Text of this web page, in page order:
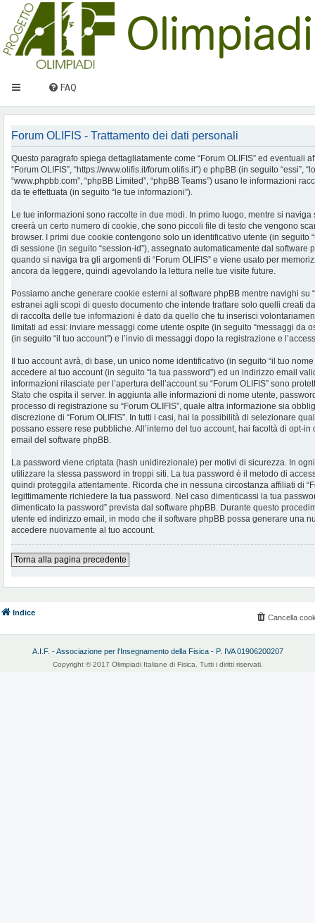
FAQ
Forum OLIFIS - Trattamento dei dati personali
Questo paragrafo spiega dettagliatamente come “Forum OLIFIS” ed eventuali
“Forum OLIFIS”, “https://www.olifis.it/forum.olifis.it”) e phpBB (in seguito “essi”,
“www.phpbb.com”, “phpBB Limited”, “phpBB Teams”) usano le informazioni
da te effettuata (in seguito “le tue informazioni”).
Le tue informazioni sono raccolte in due modi. In primo luogo, mentre si naviga
creerà un certo numero di cookie, che sono piccoli file di testo che vengono
browser. I primi due cookie contengono solo un identificativo utente (in seguito
di sessione (in seguito “session-id”), assegnato automaticamente dal software
quando si naviga tra gli argomenti di “Forum OLIFIS” e viene usato per
ancora da leggere, quindi agevolando la lettura nelle tue visite future.
Possiamo anche generare cookie esterni al software phpBB mentre navighi su
estranei agli scopi di questo documento che intende trattare solo quelli creati
di raccolta delle tue informazioni è dato da quello che tu inserisci
limitati ad essi: inviare messaggi come utente ospite (in seguito “messaggi da
(in seguito “il tuo account”) e l’invio di messaggi dopo la registrazione e
Il tuo account avrà, di base, un unico nome identificativo (in seguito “il tuo
accedere al tuo account (in seguito “la tua password”) ed un indirizzo email
informazioni rilasciate per l’apertura dell’account su “Forum OLIFIS” sono
Stato che ospita il server. In aggiunta alle informazioni di nome utente,
processo di registrazione su “Forum OLIFIS”, quale altra informazione sia
discrezione di “Forum OLIFIS”. In tutti i casi, hai la possibilità di selezionare
possano essere rese pubbliche. All’interno del tuo account, hai facoltà di opt-
email del software phpBB.
La password viene criptata (hash unidirezionale) per motivi di sicurezza. In
utilizzare la stessa password in troppi siti. La tua password è il metodo di
quindi proteggila attentamente. Ricorda che in nessuna circostanza affiliati di
legittimamente richiedere la tua password. Nel caso dimenticassi la tua
dimenticato la password” prevista dal software phpBB. Durante questo
utente ed indirizzo email, in modo che il software phpBB possa generare una
accedere nuovamente al tuo account.
Torna alla pagina precedente
Indice
Cancella
A.I.F. - Associazione per l'Insegnamento della Fisica - P. IVA 01906200207
Copyright © 2017 Olimpiadi Italiane di Fisica. Tutti i diritti riservati.